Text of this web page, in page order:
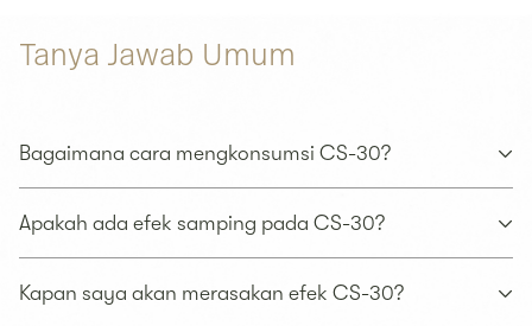
Tanya Jawab Umum
Bagaimana cara mengkonsumsi CS-30?
Apakah ada efek samping pada CS-30?
Kapan saya akan merasakan efek CS-30?